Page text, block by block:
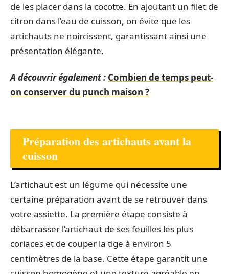
de les placer dans la cocotte. En ajoutant un filet de
citron dans l’eau de cuisson, on évite que les
artichauts ne noircissent, garantissant ainsi une
présentation élégante.
A découvrir également : Combien de temps peut-
on conserver du punch maison ?
Préparation des artichauts avant la
cuisson
L’artichaut est un légume qui nécessite une
certaine préparation avant de se retrouver dans
votre assiette. La première étape consiste à
débarrasser l’artichaut de ses feuilles les plus
coriaces et de couper la tige à environ 5
centimètres de la base. Cette étape garantit une